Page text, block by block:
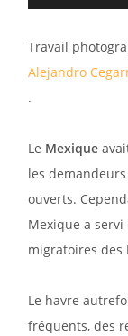
Travail
Alejandro
.
Le Mexique
les
ouverts.
Mexique a
migratoires des
Le havre
fréquents, des